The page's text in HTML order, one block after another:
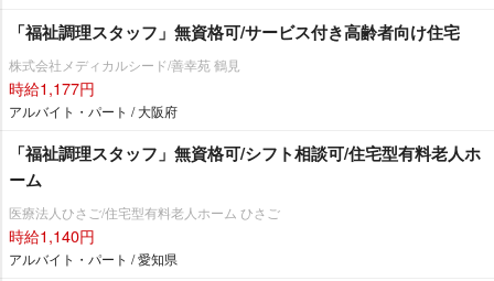
「福祉調理スタッフ」無資格可/サービス付き高齢者向け住宅
株式会社メディカルシード/善幸苑 鶴見
時給1,177円
アルバイト・パート / 大阪府
「福祉調理スタッフ」無資格可/シフト相談可/住宅型有料老人ホ
ーム
医療法人ひさご/住宅型有料老人ホーム ひさご
時給1,140円
アルバイト・パート / 愛知県